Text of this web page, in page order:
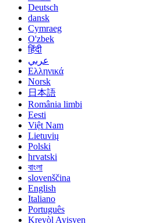
Deutsch
dansk
Cymraeg
O'zbek
हिंदी
عربي
Ελληνικά
Norsk
日本語
România limbi
Eesti
Việt Nam
Lietuvių
Polski
hrvatski
বাংলা
slovenščina
English
Italiano
Português
Kreyòl Ayisyen